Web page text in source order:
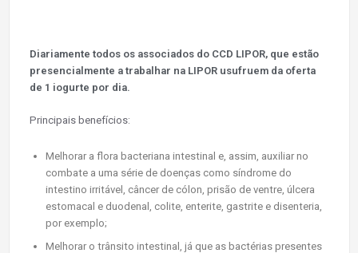
Diariamente todos os associados do CCD LIPOR, que estão
presencialmente a trabalhar na LIPOR usufruem da oferta
de 1 iogurte por dia.
Principais benefícios:
Melhorar a flora bacteriana intestinal e, assim, auxiliar no
combate a uma série de doenças como síndrome do
intestino irritável, câncer de cólon, prisão de ventre, úlcera
estomacal e duodenal, colite, enterite, gastrite e disenteria,
por exemplo;
Melhorar o trânsito intestinal, já que as bactérias presentes